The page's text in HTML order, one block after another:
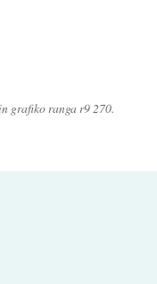
grafiko ranga r9 270.